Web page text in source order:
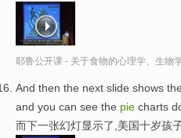
耶鲁公开课 - 关于食物的心理学、生物
And then the next slide shows
and you can see the pie charts
而下一张幻灯显示了,美国十岁孩